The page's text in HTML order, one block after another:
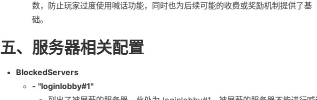
数，防止玩家过度使用喊话功能，同时也为后续可能的收费或奖励机制提供了基
础。
五、服务器相关配置
BlockedServers
- "loginlobby#1"